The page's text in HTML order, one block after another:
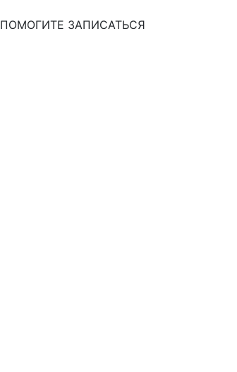
ПОМОГИТЕ ЗАПИСАТЬСЯ